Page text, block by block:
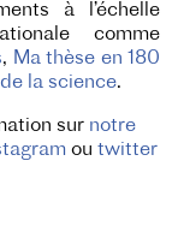
à l’échelle
comme
, Ma thèse en 180
la science.
sur notre
ou twitter